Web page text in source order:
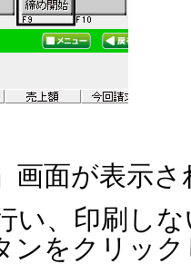
画面が表示
い、印刷し
ンをクリッ